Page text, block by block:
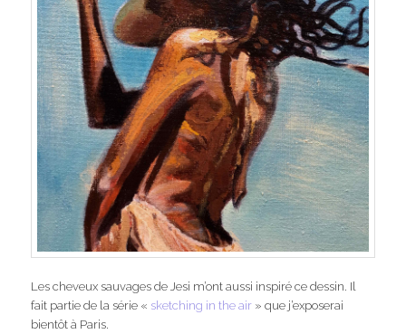
Les cheveux sauvages de Jesi m’ont aussi inspiré ce dessin. Il
fait partie de la série « sketching in the air » que j’exposerai
bientôt à Paris.